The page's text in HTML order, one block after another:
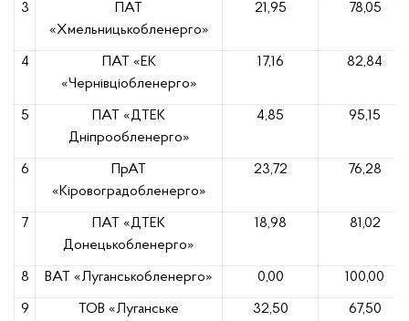
3
ПАТ
«Хмельницькобленерго»
21,95 78,05
4
ПАТ «ЕК
«Чернівціобленерго»
17,16 82,84
5
ПАТ «ДТЕК
Дніпрообленерго»
4,85 95,15
6
ПрАТ
«Кіровоградобленерго»
23,72 76,28
7
ПАТ «ДТЕК
Донецькобленерго»
18,98 81,02
8 ВАТ «Луганськобленерго» 0,00 100,00
9
ТОВ «Луганське
32,50 67,50